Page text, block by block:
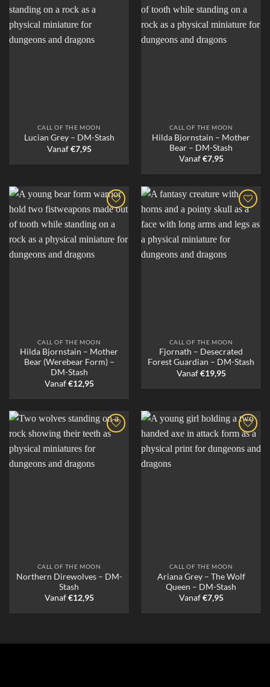
CALL OF THE MOON
Lucian Grey – DM-Stash
Vanaf€7,95
CALL OF THE MOON
Hilda Bjornstain – Mother
Bear – DM-Stash
Vanaf€7,95
CALL OF THE MOON
Hilda Bjornstain – Mother
Bear (Werebear Form) –
DM-Stash
Vanaf€12,95
CALL OF THE MOON
Fjornath – Desecrated
Forest Guardian – DM-Stash
Vanaf€19,95
CALL OF THE MOON
Northern Direwolves – DM-
Stash
Vanaf€12,95
CALL OF THE MOON
Ariana Grey – The Wolf
Queen – DM-Stash
Vanaf€7,95